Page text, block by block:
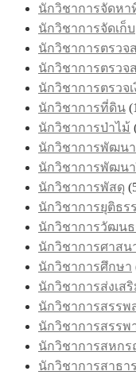
นักวิชาการจัดหา
นักวิชาการจัดเก็บ
นักวิชาการตรวจ
นักวิชาการตรวจ
นักวิชาการตรวจ
นักวิชาการที่ดิน
นักวิชาการป่าไม้
นักวิชาการพัฒน
นักวิชาการพัฒน
นักวิชาการพัสดุ
นักวิชาการยุติธร
นักวิชาการวัฒนธ
นักวิชาการศาสน
นักวิชาการศึกษา
นักวิชาการส่งเสริ
นักวิชาการสรรพ
นักวิชาการสรรพ
นักวิชาการสหก
นักวิชาการสาธ